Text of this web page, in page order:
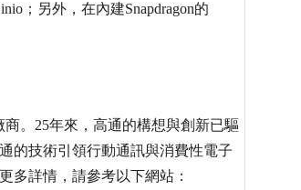
；另外，在內建Snapdragon的
商。25年來，高通的構想與創新已驅
的技術引領行動通訊與消費性電子
多詳情，請參考以下網站：